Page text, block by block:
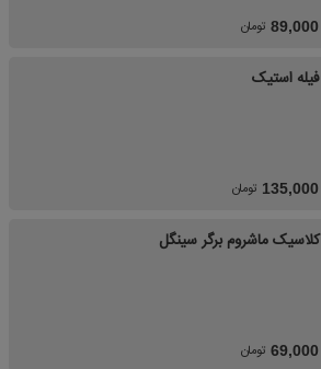
89,000 تومان
فیله استیک
135,000 تومان
کلاسیک ماشروم برگر سینگل
69,000 تومان